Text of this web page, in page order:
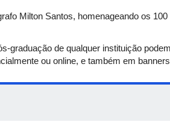
Milton Santos, homenageando os
graduação de qualquer instituição
ou online, e também em